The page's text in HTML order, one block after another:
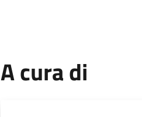
A cura di